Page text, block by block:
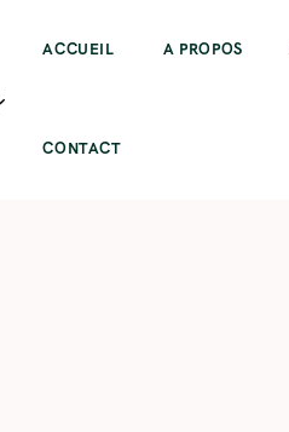
ACCUEIL A PROPOS
CONTACT